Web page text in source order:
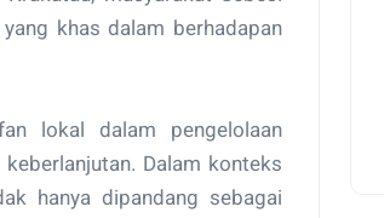
khas dalam berhadapan
lokal dalam pengelolaan
Dalam konteks
hanya dipandang sebagai